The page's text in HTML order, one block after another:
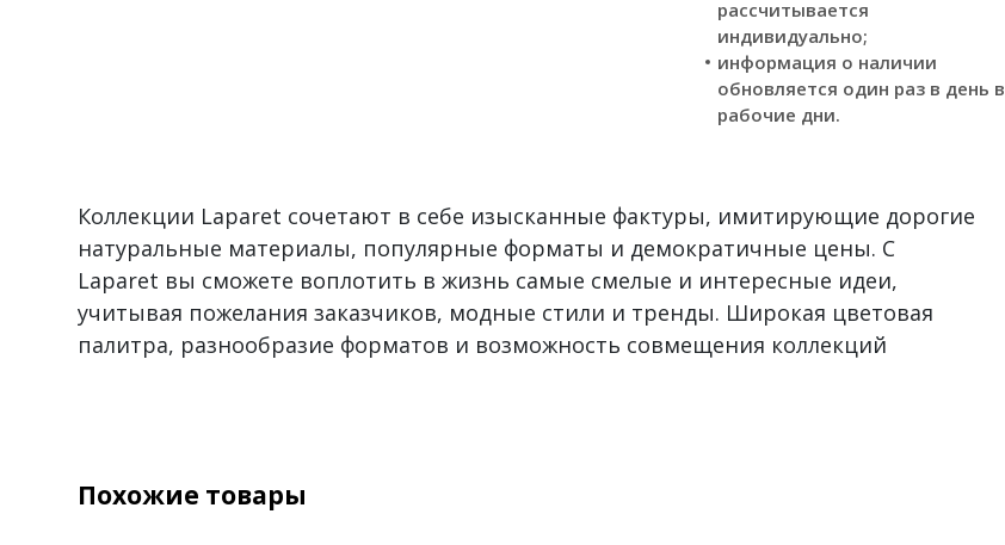
рассчитывается
индивидуально;
информация о наличии
обновляется один раз в день в
рабочие дни.
Коллекции Laparet сочетают в себе изысканные фактуры, имитирующие дорогие
натуральные материалы, популярные форматы и демократичные цены. С
Laparet вы сможете воплотить в жизнь самые смелые и интересные идеи,
учитывая пожелания заказчиков, модные стили и тренды. Широкая цветовая
палитра, разнообразие форматов и возможность совмещения коллекций
Похожие товары